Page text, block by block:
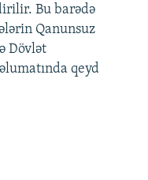
Bu barədə
Qanunsuz
Dövlət
qeyd